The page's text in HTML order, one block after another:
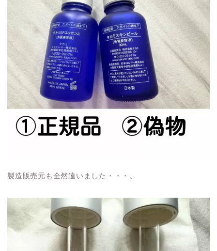
製造販売元も全然違いました・・・。